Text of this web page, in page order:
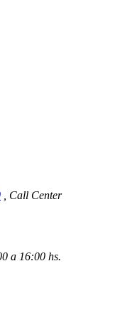
Call Center
a 16:00 hs.